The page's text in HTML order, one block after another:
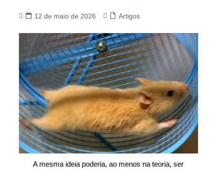
12 de maio de 2026 Artigos
A mesma ideia poderia, ao menos na teoria, ser